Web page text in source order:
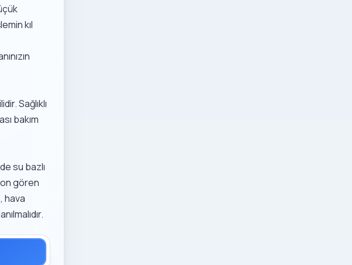
kıl
Sağlıklı
bakım
su bazlı
gören
hava